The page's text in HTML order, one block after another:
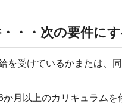
・・次の要件に
を受けているかまたは、
月以上のカリキュラムを